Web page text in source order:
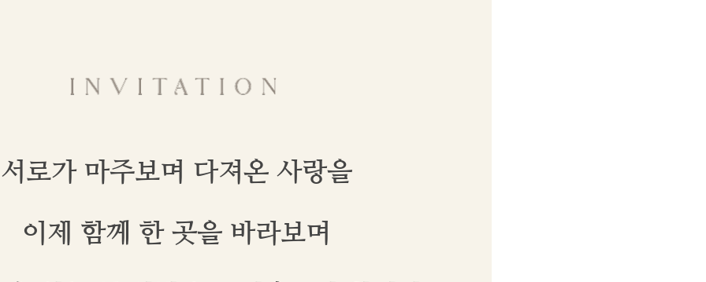
서로가 마주보며 다져온 사랑을
이제 함께 한 곳을 바라보며